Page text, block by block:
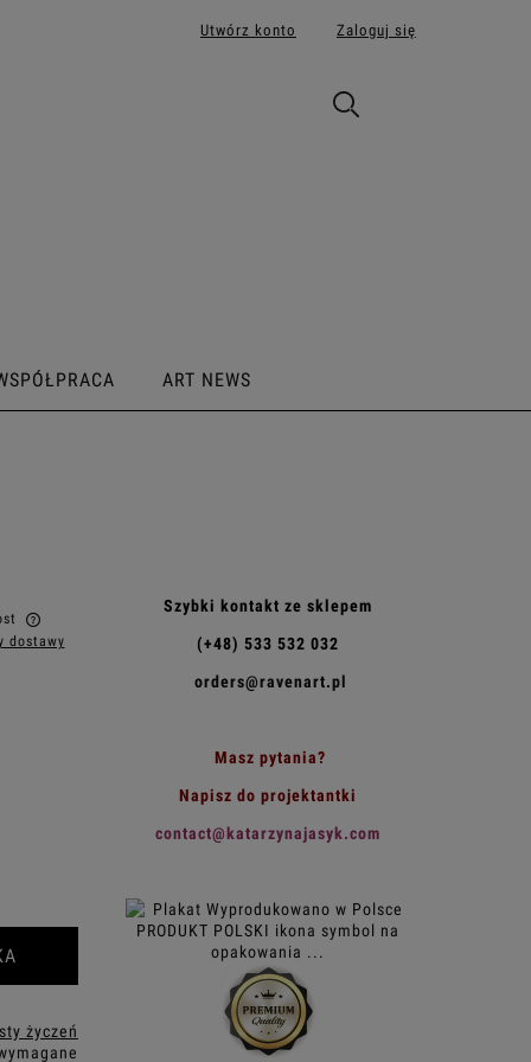
Utwórz konto Zaloguj się
ART NEWS
dostawy
życzeń
Szybki kontakt ze sklepem
(+48) 533 532 032
orders@ravenart.pl
Masz pytania?
Napisz do projektantki
contact@katarzynajasyk.com